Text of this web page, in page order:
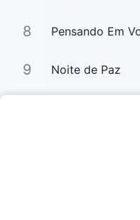
8 Pensando Em
9 Noite de Paz